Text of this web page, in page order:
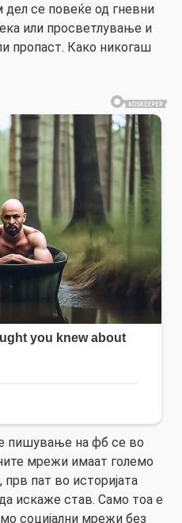
дел се повеќе од гневни
или просветлување и
пропаст. Како никогаш
пишување на фб се во
мрежи имаат големо
пат во историјата
искаже став. Само тоа е
социјални мрежи без